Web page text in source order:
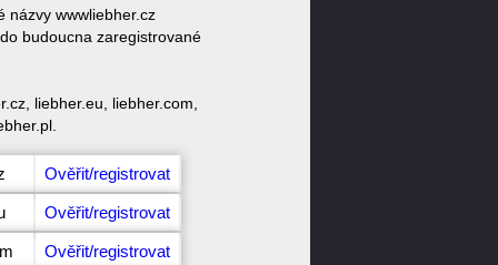
názvy wwwliebher.cz
budoucna zaregistrované
liebher.eu, liebher.com,
Ověřit/registrovat
Ověřit/registrovat
Ověřit/registrovat